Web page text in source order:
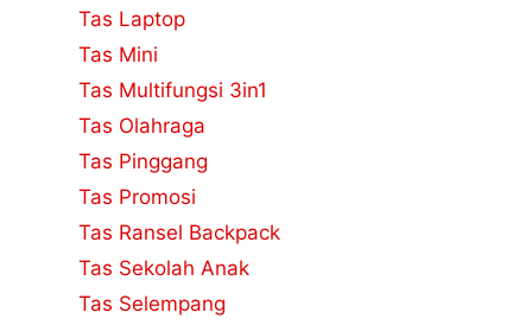
Tas Laptop
Tas Mini
Tas Multifungsi 3in1
Tas Olahraga
Tas Pinggang
Tas Promosi
Tas Ransel Backpack
Tas Sekolah Anak
Tas Selempang